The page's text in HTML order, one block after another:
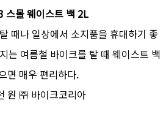
스몰 웨이스트 백 2L
때나 일상에서 소지품을 휴대하기 좋
는 여름철 바이크를 탈 때 웨이스트 백
면 매우 편리하다.
원 ㈜ 바이크코리아